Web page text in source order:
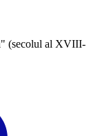
(secolul al XVIII-